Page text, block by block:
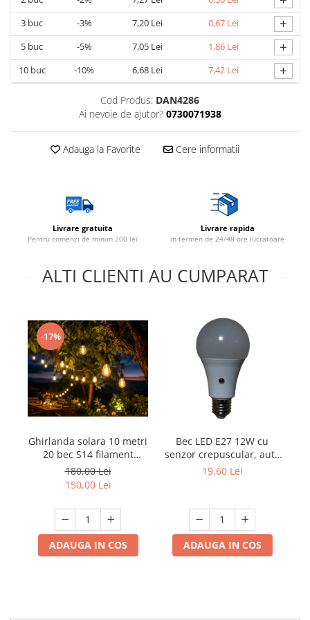
Lustre
Spoturi led pe sina
Aparataj şi accesorii
Alimentatoare/Drivere
Bară alimentare nul
Cap prelungitor
electrice/Morsete/reglete
Cuple
Dulii/Dulie adaptor
Mufe,Accesorii TV
Multimetru Digital
Prelungitoare/Derulatoare
Prize
Starter/Droser
Întrerupătoare/Comutatoare
Ştechere/Stecher adaptor
Corpuri Led lineare
Tablou si sigurante electrice
3 buc -3% 7,20 Lei 0,67 Lei +
5 buc -5% 7,05 Lei 1,86 Lei +
10buc -10% 6,68 Lei 7,42 Lei +
Cod Produs: DAN4286
Ai nevoie de ajutor? 0730071938
Adauga la Favorite Cere informatii
Livrare gratuita
Pentru comenzi de minim 200 lei
Livrare rapida
in termen de 24/48 ore lucratoare
ALTI CLIENTI AU CUMPARAT
-17%
Ghirlanda solara 10 metri
20 bec S14 filament
lumina calda
180,00 Lei
150,00 Lei
ADAUGA IN COS
Bec LED E27 12W cu
senzor crepuscular, auto
ON/OFF, 6500K ,culoare-
19,60 Lei
ADAUGA IN COS